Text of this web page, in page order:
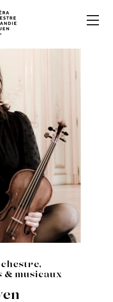
& musicaux